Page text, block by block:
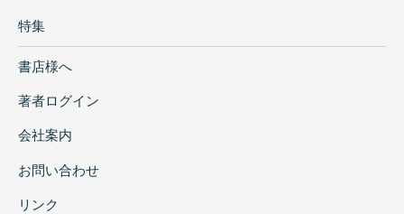
特集
書店様へ
著者ログイン
会社案内
お問い合わせ
リンク